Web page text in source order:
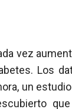
vez
Los
un